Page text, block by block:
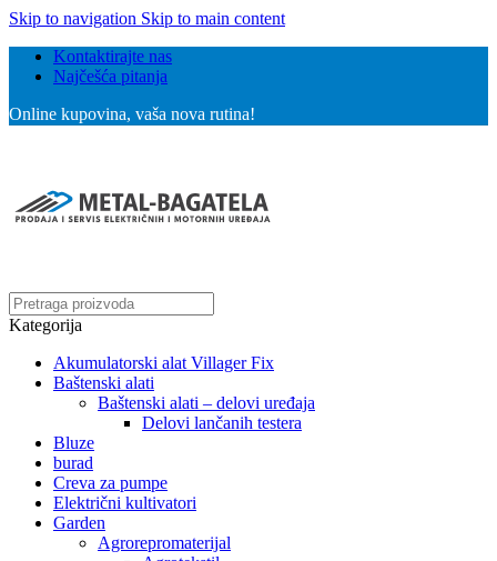
Skip to navigation Skip to main content
Kontaktirajte nas
Najčešća pitanja
Online kupovina, vaša nova rutina!
Kategorija
Akumulatorski alat Villager Fix
Baštenski alati
Baštenski alati – delovi uređaja
Delovi lančanih testera
Bluze
burad
Creva za pumpe
Električni kultivatori
Garden
Agrorepromaterijal